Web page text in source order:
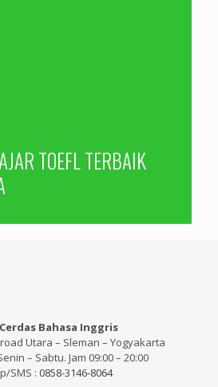
TOEFL TERBAIK
Bahasa Inggris
Utara – Sleman – Yogyakarta
– Sabtu. Jam 09:00 – 20:00
SMS : 0858-3146-8064